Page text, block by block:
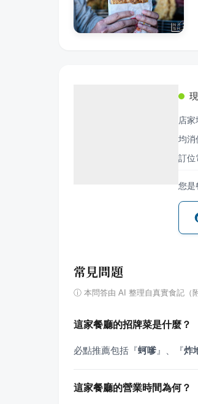
店家
均消
訂位
您是
常見問題
ⓘ 本問答由 AI 整理自真實食記（
這家餐廳的招牌菜是什麼？
必點推薦包括 『蚵嗲 』 『炸
這家餐廳的營業時間為何？